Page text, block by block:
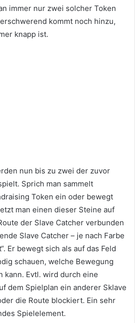
immer nur zwei solcher Token
kommt noch hinzu,
knapp ist.
nun bis zu zwei der zuvor
Sprich man sammelt
Token ein oder bewegt
man einen dieser Steine auf
der Slave Catcher verbunden
Slave Catcher – je nach Farbe
Er bewegt sich als auf das Feld
schauen, welche Bewegung
kann. Evtl. wird durch eine
dem Spielplan ein anderer Sklave
die Route blockiert. Ein sehr
Spielelement.